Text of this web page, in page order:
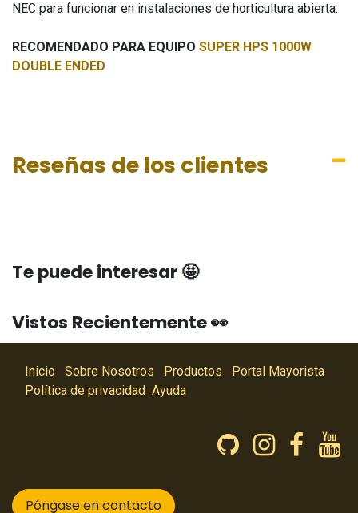
NEC para funcionar en instalaciones de horticultura abierta.
RECOMENDADO PARA EQUIPO SUPER HPS 1000W
DOUBLE ENDED
Reseñas de los clientes
Te puede interesar 🤩
Vistos Recientemente 👀
Inicio Sobre Nosotros Productos
Portal Mayorista
Política de privacidad Ayuda
Póngase en contacto